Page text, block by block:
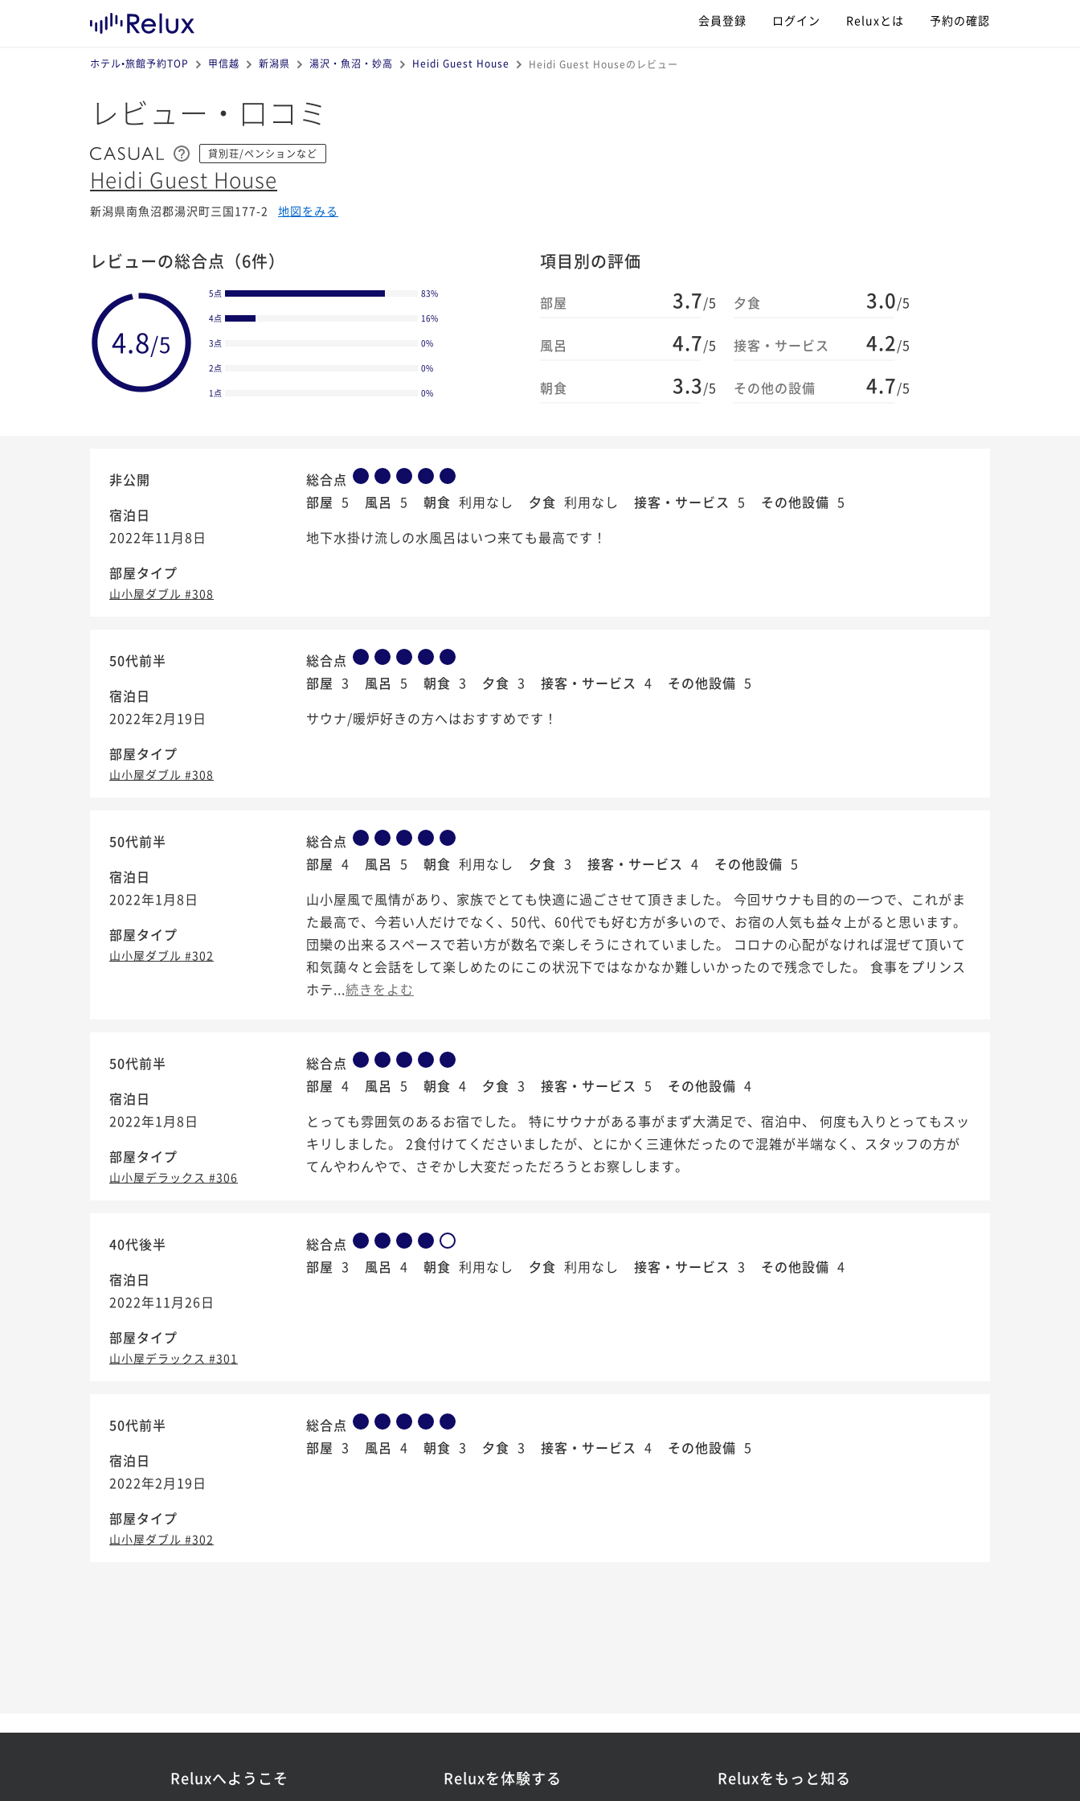
会員登録 ログイン Reluxとは 予約の確認
ホテル•旅館予約TOP 甲信越 新潟県 湯沢・魚沼・妙高 Heidi Guest House Heidi Guest Houseのレビュー
レビュー・口コミ
貸別荘/ペンションなど
Heidi Guest House
新潟県南魚沼郡湯沢町三国177-2 地図をみる
レビューの総合点 （6件）
/5
5点 83%
4点 16%
3点 0%
2点 0%
1点 0%
項目別の評価
部屋 3.7/5
風呂 4.7/5
朝食 3.3/5
夕食 3.0/5
接客・サービス 4.2/5
その他の設備 4.7/5
非公開
宿泊日
2022年11月8日
部屋タイプ
山小屋ダブル #308
総合点
部屋 5 風呂 5 朝食 利用なし 夕食 利用なし 接客・サービス 5 その他設備 5
地下水掛け流しの水風呂はいつ来ても最高です！
50代前半
宿泊日
2022年2月19日
部屋タイプ
山小屋ダブル #308
総合点
部屋 3 風呂 5 朝食 3 夕食 3 接客・サービス 4 その他設備 5
サウナ/暖炉好きの方へはおすすめです！
50代前半
宿泊日
2022年1月8日
部屋タイプ
山小屋ダブル #302
総合点
部屋 4 風呂 5 朝食 利用なし 夕食 3 接客・サービス 4 その他設備 5
山小屋風で風情があり、家族でとても快適に過ごさせて頂きました。 今回サウナも目的の一つで、これがま
た最高で、今若い人だけでなく、50代、60代でも好む方が多いので、お宿の人気も益々上がると思います。
団欒の出来るスペースで若い方が数名で楽しそうにされていました。 コロナの心配がなければ混ぜて頂いて
和気藹々と会話をして楽しめたのにこの状況下ではなかなか難しいかったので残念でした。 食事をプリンス
ホテ...続きをよむ
50代前半
宿泊日
2022年1月8日
部屋タイプ
山小屋デラックス #306
総合点
部屋 4 風呂 5 朝食 4 夕食 3 接客・サービス 5 その他設備 4
とっても雰囲気のあるお宿でした。 特にサウナがある事がまず大満足で、宿泊中、 何度も入りとってもスッ
キリしました。 2食付けてくださいましたが、とにかく三連休だったので混雑が半端なく、スタッフの方が
てんやわんやで、さぞかし大変だっただろうとお察しします。
40代後半
宿泊日
2022年11月26日
部屋タイプ
山小屋デラックス #301
総合点
部屋 3 風呂 4 朝食 利用なし 夕食 利用なし 接客・サービス 3 その他設備 4
50代前半
宿泊日
2022年2月19日
部屋タイプ
山小屋ダブル #302
総合点
部屋 3 風呂 4 朝食 3 夕食 3 接客・サービス 4 その他設備 5
Reluxへようこそ Reluxを体験する Reluxをもっと知る